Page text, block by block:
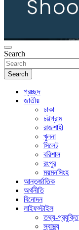
Search
Search
প্রচ্ছদ
জাতীয়
ঢাকা
চট্টগ্রাম
রাজশাহী
খুলনা
সিলেট
বরিশাল
রংপুর
ময়মনসিংহ
আন্তর্জাতিক
অর্থনীতি
বিনোদন
লাইফস্টাইল
তথ্য-প্রযুক্তি
স্বাস্থ্য